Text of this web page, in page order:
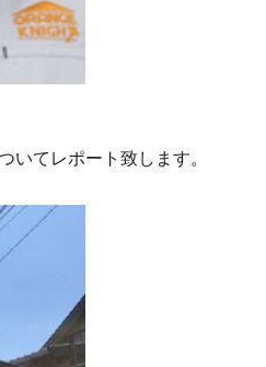
いてレポート致します。